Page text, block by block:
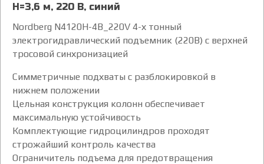
H=3,6 м, 220 В, синий
Nordberg N4120H-4B_220V 4-х тонный
электрогидравлический подъемник (220В) с верхней
тросовой синхронизацией
Симметричные подхваты с разблокировкой в
нижнем положении
Цельная конструкция колонн обеспечивает
максимальную устойчивость
Комплектующие гидроцилиндров проходят
строжайший контроль качества
Ограничитель подъема для предотвращения